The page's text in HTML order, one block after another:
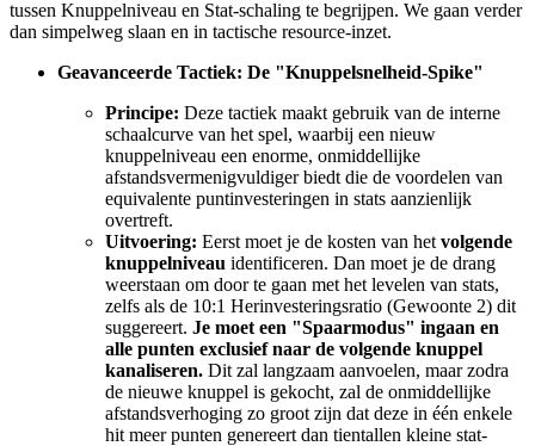
tussen Knuppelniveau en Stat-schaling te begrijpen. We gaan verder
dan simpelweg slaan en in tactische resource-inzet.
Geavanceerde Tactiek: De "Knuppelsnelheid-Spike"
Principe: Deze tactiek maakt gebruik van de interne
schaalcurve van het spel, waarbij een nieuw
knuppelniveau een enorme, onmiddellijke
afstandsvermenigvuldiger biedt die de voordelen van
equivalente puntinvesteringen in stats aanzienlijk
overtreft.
Uitvoering: Eerst moet je de kosten van het volgende
knuppelniveau identificeren. Dan moet je de drang
weerstaan om door te gaan met het levelen van stats,
zelfs als de 10:1 Herinvesteringsratio (Gewoonte 2) dit
suggereert. Je moet een "Spaarmodus" ingaan en
alle punten exclusief naar de volgende knuppel
kanaliseren. Dit zal langzaam aanvoelen, maar zodra
de nieuwe knuppel is gekocht, zal de onmiddellijke
afstandsverhoging zo groot zijn dat deze in één enkele
hit meer punten genereert dan tientallen kleine stat-